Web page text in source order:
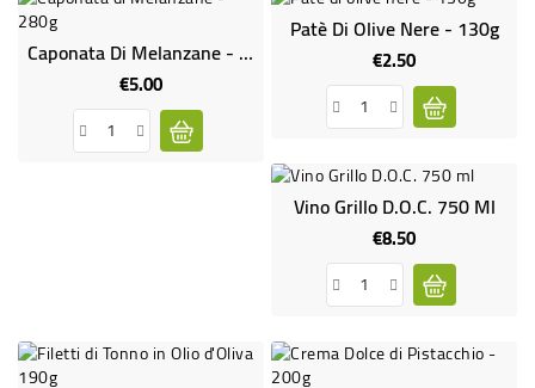
Caponata Di Melanzane - 280g
€5.00Price
Patè Di Olive Nere - 130g
€2.50Price
Vino Grillo D.O.C. 750 Ml
€8.50Price